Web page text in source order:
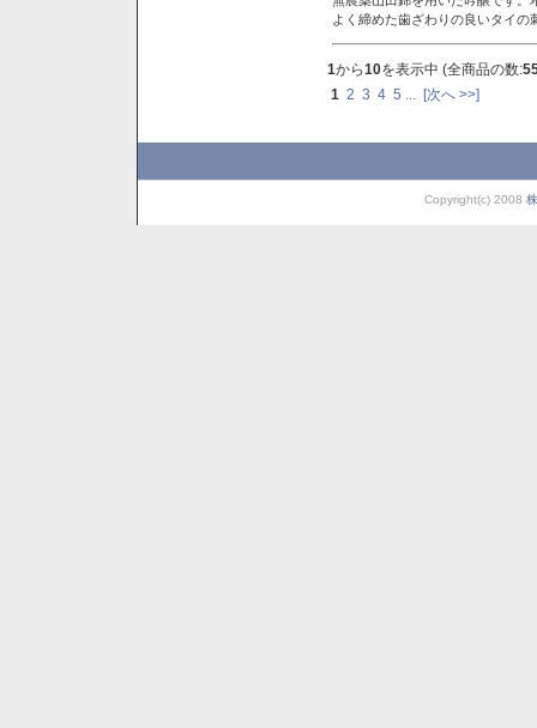
よく締めた歯ざわりの良いタイ
1から10を表示中 (全商品の数:
1 2 3 4 5 [次へ >>]
Copyright(c) 2008